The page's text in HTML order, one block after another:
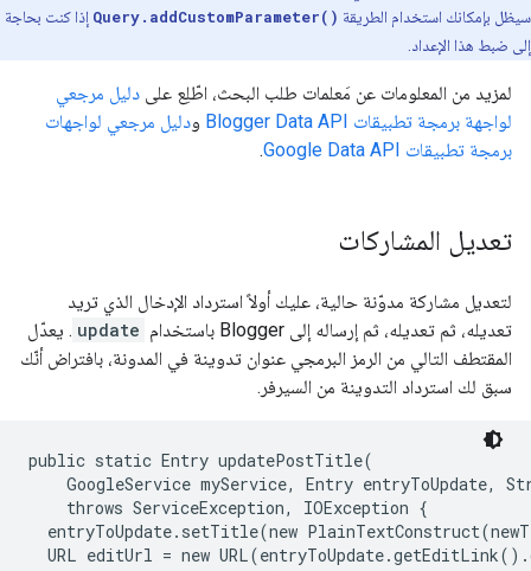
سيظل بإمكانك استخدام الطريقة Query.addCustomParameter() إذا كنت بحاجة
إلى ضبط هذا الإعداد.
لمزيد من المعلومات عن مَعلمات طلب البحث، اطّلِع على دليل مرجعي
لواجهة برمجة تطبيقات Blogger Data API
ودليل مرجعي لواجهات
برمجة تطبيقات Google Data API
.
تعديل المشاركات
لتعديل مشاركة مدوّنة حالية، عليك أولاً استرداد الإدخال الذي تريد
تعديله، ثم تعديله، ثم إرساله إلى Blogger باستخدام
update . يعدّل
المقتطف التالي من الرمز البرمجي عنوان تدوينة في المدونة، بافتراض أنّك
سبق لك استرداد التدوينة من السيرفر.
public static Entry updatePostTitle(
GoogleService myService, Entry entryToUpdate,
    throws ServiceException, IOException {
entryToUpdate.setTitle(new
URL editUrl = new